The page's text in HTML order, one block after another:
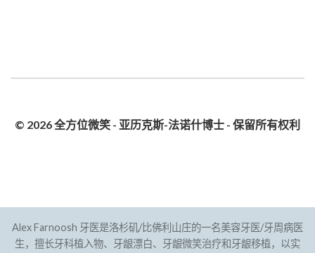
© 2026 全方位微笑 - 亚历克斯-法诺什博士 - 保留所有权利
Alex Farnoosh 牙医是洛杉矶/比佛利山庄的一名美容牙医/牙周病医
生，擅长牙科植入物、牙龈漂白、牙龈微笑治疗和牙龈移植，以实